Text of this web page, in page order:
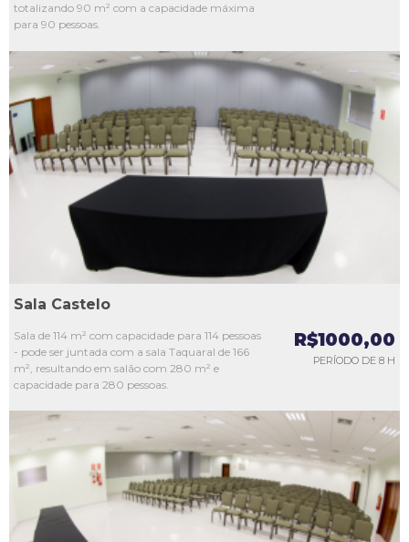
totalizando 90 m² com a capacidade máxima
para 90 pessoas.
L2
L3
L4
Sala Castelo
Sala de 114 m² com capacidade para 114 pessoas
- pode ser juntada com a sala Taquaral de 166
m², resultando em salão com 280 m² e
capacidade para 280 pessoas.
R$1000,00
PERÍODO DE 8 H
L3
L4